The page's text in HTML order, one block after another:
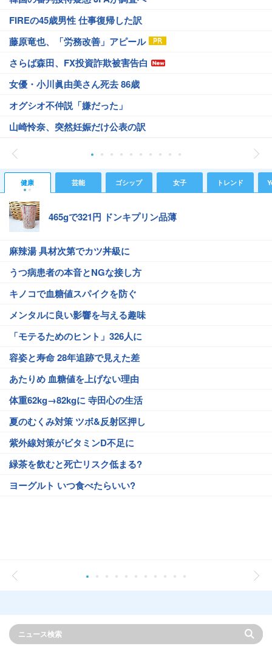
FIREの45歳男性 仕事復帰した訳
藤原竜也、「労務改善」アピール
さらば森田、FX投資詐欺被害告白
女優・小川眞由美さん死去 86歳
オグシオ不仲説「嫌だった」
山崎怜奈、突然妊娠だけ公表の訳
健康 芸能 ゴシップ 女子 トレンド
465gで321円 ドンキプリン品薄
麻辣湯 具材次第でカツ丼級に
うつ病患者の本音とNGな接し方
キノコで血糖値スパイクを防ぐ
メンタルに良い影響を与える趣味
「モテるためのヒント」326人に
容姿と寿命 28年追跡で見えた差
あたりめ 血糖値を上げない理由
体重62kg→82kgに 寺田心の生活
夏のむくみ対策 ツボ&反射区押し
紫外線対策がビタミンD不足に
緑茶を飲むと死亡リスク低まる?
ヨーグルト いつ食べたらいい?